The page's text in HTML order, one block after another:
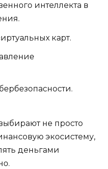
интеллекта в
карт.
не просто
экосистему,
деньгами